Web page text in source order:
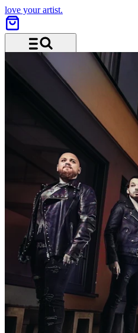
love your artist.
Menü und Suche